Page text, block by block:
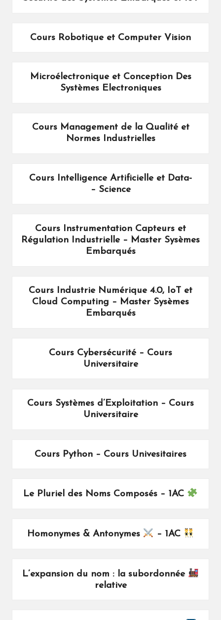
Cours Robotique et Computer Vision
Microélectronique et Conception Des
Systèmes Electroniques
Cours Management de la Qualité et
Normes Industrielles
Cours Intelligence Artificielle et Data-
Science –
Cours Instrumentation Capteurs et
Régulation Industrielle – Master Sysèmes
Embarqués
Cours Industrie Numérique 4.0, IoT et
Cloud Computing – Master Sysèmes
Embarqués
Cours Cybersécurité – Cours
Universitaire
Cours Systèmes d’Exploitation – Cours
Universitaire
Cours Python – Cours Univesitaires
Homonymes & Antonymes
– 1AC
L’expansion du nom : la subordonnée
relative